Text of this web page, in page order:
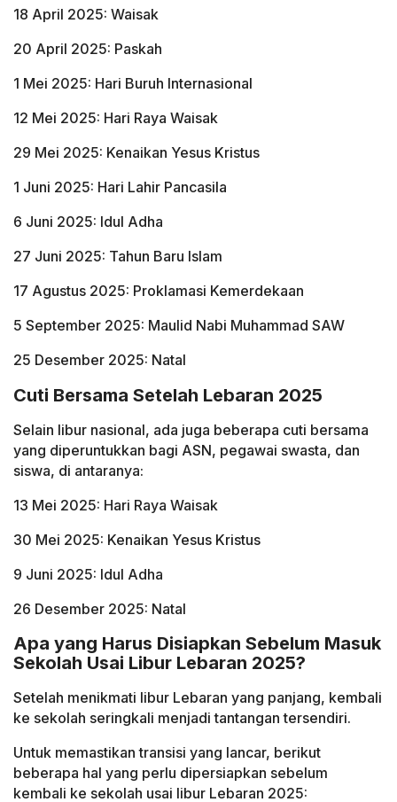
18 April 2025: Waisak
20 April 2025: Paskah
1 Mei 2025: Hari Buruh Internasional
12 Mei 2025: Hari Raya Waisak
29 Mei 2025: Kenaikan Yesus Kristus
1 Juni 2025: Hari Lahir Pancasila
6 Juni 2025: Idul Adha
27 Juni 2025: Tahun Baru Islam
17 Agustus 2025: Proklamasi Kemerdekaan
5 September 2025: Maulid Nabi Muhammad SAW
25 Desember 2025: Natal
Cuti Bersama Setelah Lebaran 2025
Selain libur nasional, ada juga beberapa cuti bersama
yang diperuntukkan bagi ASN, pegawai swasta, dan
siswa, di antaranya:
13 Mei 2025: Hari Raya Waisak
30 Mei 2025: Kenaikan Yesus Kristus
9 Juni 2025: Idul Adha
26 Desember 2025: Natal
Apa yang Harus Disiapkan Sebelum Masuk
Sekolah Usai Libur Lebaran 2025?
Setelah menikmati libur Lebaran yang panjang, kembali
ke sekolah seringkali menjadi tantangan tersendiri.
Untuk memastikan transisi yang lancar, berikut
beberapa hal yang perlu dipersiapkan sebelum
kembali ke sekolah usai libur Lebaran 2025: